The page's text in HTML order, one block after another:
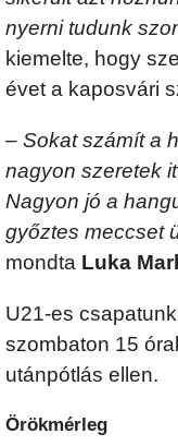
nyerni tudunk
kiemelte, hogy
évet a kaposvári
– Sokat számít a
nagyon szeretek
Nagyon jó a
győztes meccset
mondta Luka
U21-es
szombaton 15
utánpótlás ellen.
Örökmérleg